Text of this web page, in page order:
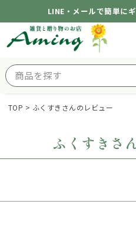
LINE・メールで簡単に
TOP ふくすきさんのレビュー
ふくすきさ